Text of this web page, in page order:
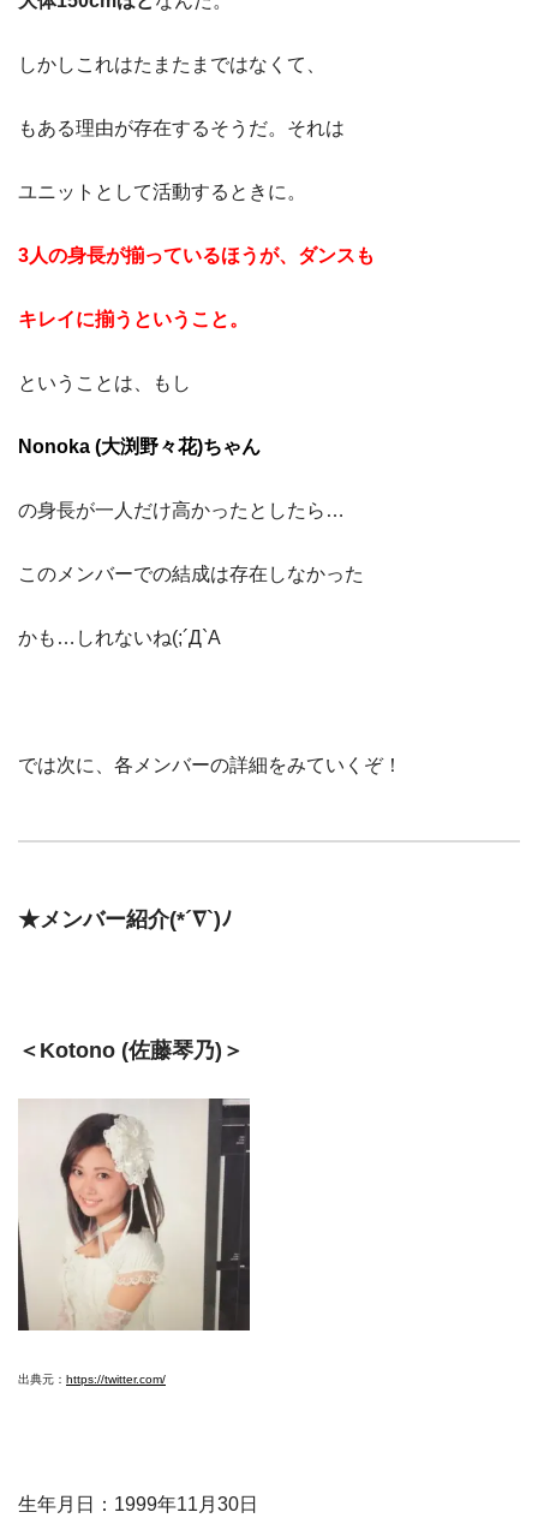
しかしこれはたまたまではなくて、
もある理由が存在するそうだ。それは
ユニットとして活動するときに。
3人の身長が揃っているほうが、ダンスも
キレイに揃うということ。
ということは、もし
Nonoka (大渕野々花)ちゃん
の身長が一人だけ高かったとしたら…
このメンバーでの結成は存在しなかった
かも…しれないね(;´Д`A
では次に、各メンバーの詳細をみていくぞ！
★メンバー紹介(*´∇`)ﾉ
＜Kotono (佐藤琴乃)＞
出典元： https://twitter.com/
生年月日：1999年11月30日